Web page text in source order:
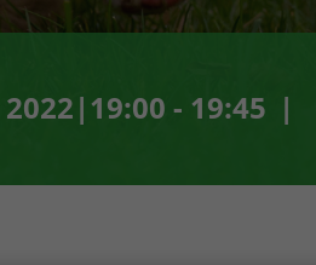
- 19:45 |